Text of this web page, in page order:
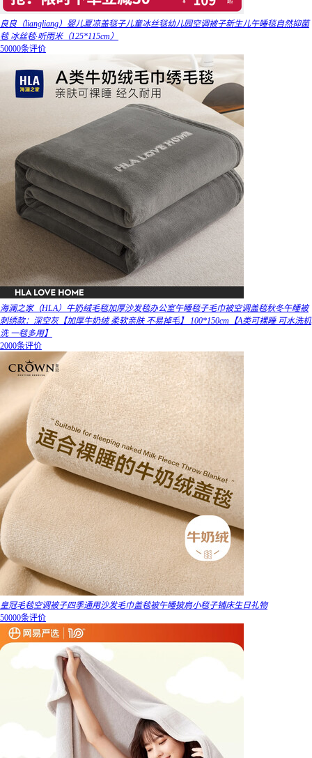
良良（liangliang）婴儿夏凉盖毯子儿童冰丝毯幼儿园空调被子新生儿午睡毯自然抑菌
毯 冰丝毯·听雨米（125*115cm）
50000条评价
海澜之家（HLA）牛奶绒毛毯加厚沙发毯办公室午睡毯子毛巾被空调盖毯秋冬午睡被
刺绣款：深空灰【加厚牛奶绒 柔软亲肤 不易掉毛】 100*150cm【A类可裸睡 可水洗机
洗 一毯多用】
2000条评价
皇冠毛毯空调被子四季通用沙发毛巾盖毯被午睡披肩小毯子铺床生日礼物
50000条评价